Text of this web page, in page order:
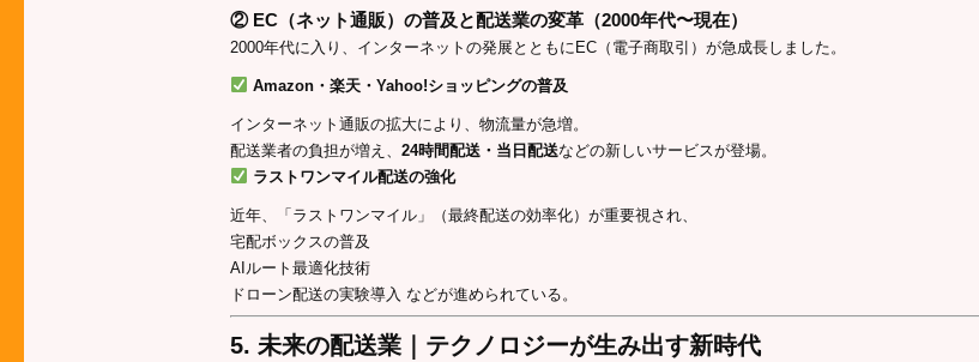
② EC（ネット通販）の普及と配送業の変革（2000年代〜現在）
2000年代に入り、インターネットの発展とともにEC（電子商取引）が急成長しました。
Amazon・楽天・Yahoo!ショッピングの普及
インターネット通販の拡大により、物流量が急増。
配送業者の負担が増え、 24時間配送・当日配送などの新しいサービスが登場。
ラストワンマイル配送の強化
近年、「ラストワンマイル」（最終配送の効率化）が重要視され、
宅配ボックスの普及
AIルート最適化技術
ドローン配送の実験導入 などが進められている。
5. 未来の配送業｜テクノロジーが生み出す新時代